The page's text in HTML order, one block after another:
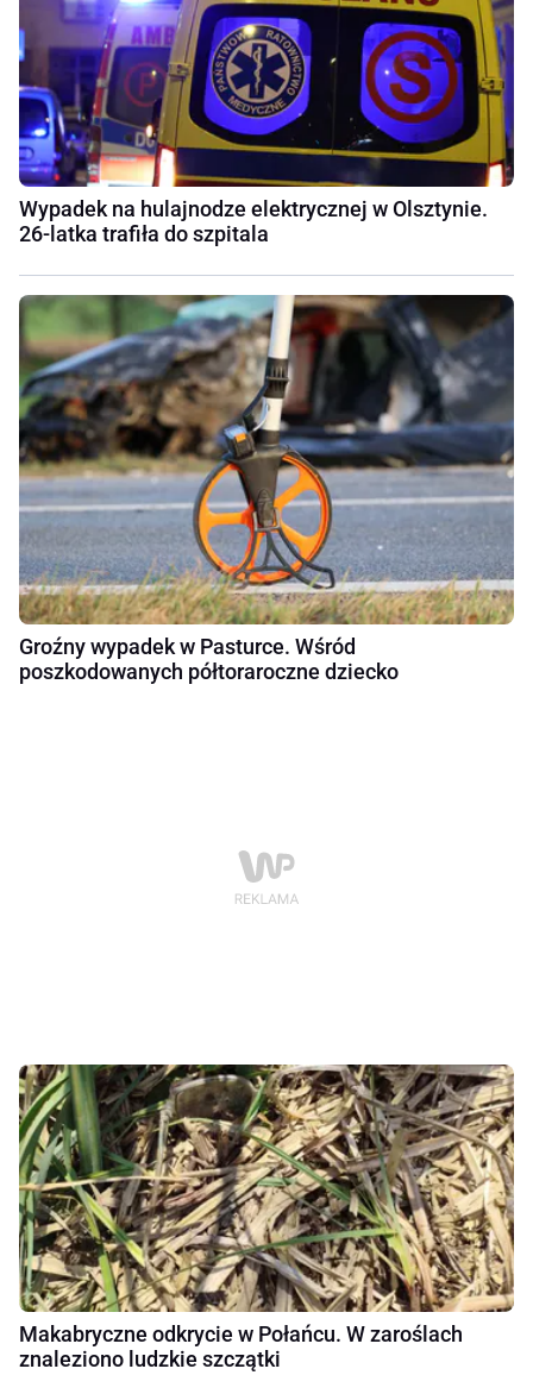
Wypadek na hulajnodze elektrycznej w Olsztynie.
26-latka trafiła do szpitala
Groźny wypadek w Pasturce. Wśród
poszkodowanych półtoraroczne dziecko
Makabryczne odkrycie w Połańcu. W zaroślach
znaleziono ludzkie szczątki